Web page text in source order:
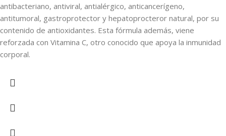
antibacteriano, antiviral, antialérgico, anticancerígeno,
antitumoral, gastroprotector y hepatoprocteror natural, por su
contenido de antioxidantes. Esta fórmula además, viene
reforzada con Vitamina C, otro conocido que apoya la inmunidad
corporal.